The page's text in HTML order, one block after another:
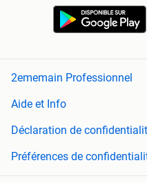
2ememain Professionnel
Aide et Info
Déclaration de
Préférences de